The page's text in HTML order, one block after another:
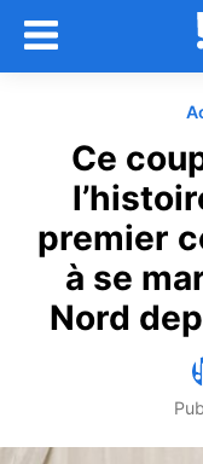
Ce
premier
à se
Nord